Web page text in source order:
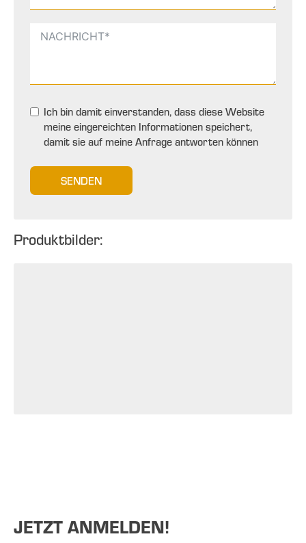
Ich bin damit einverstanden, dass diese Website
meine eingereichten Informationen speichert,
damit sie auf meine Anfrage antworten können
SENDEN
Produktbilder:
JETZT ANMELDEN!